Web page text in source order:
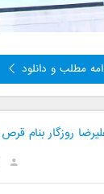
مطلب و دانلود
روزگار بنام